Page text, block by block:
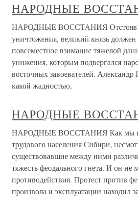
НАРОДНЫЕ
НАРОДНЫЕ ВОССТАНИЯ Отстояв
уничтожения, великий князь должен
повсеместное взимание тяжелой
унижения, которым подвергался
восточных завоевателей.
какой жадностью,
НАРОДНЫЕ
НАРОДНЫЕ ВОССТАНИЯ Как мы
трудового населения Сибири,
существовавшие между ними
тяжесть феодального гнета. И он не
противодействия. Протест против
произвола и эксплуатации находил за